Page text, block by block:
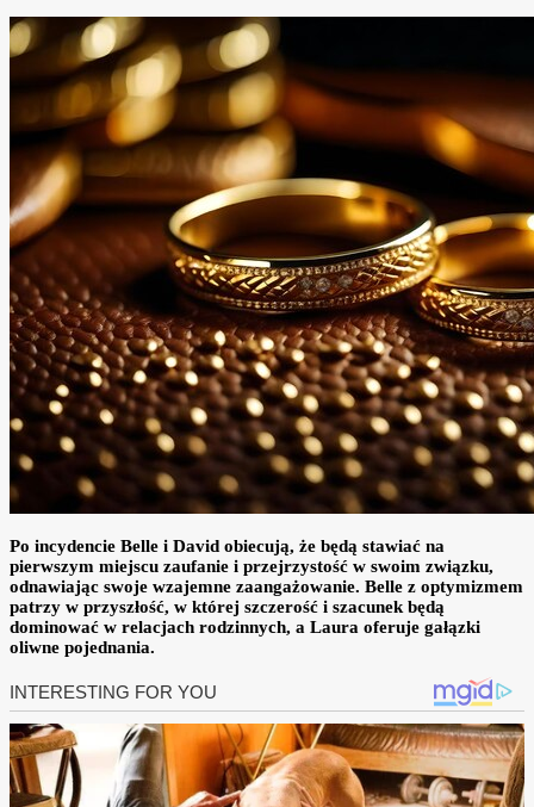
Po incydencie Belle i David obiecują, że będą stawiać na
pierwszym miejscu zaufanie i przejrzystość w swoim związku,
odnawiając swoje wzajemne zaangażowanie. Belle z optymizmem
patrzy w przyszłość, w której szczerość i szacunek będą
dominować w relacjach rodzinnych, a Laura oferuje gałązki
oliwne pojednania.